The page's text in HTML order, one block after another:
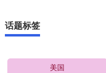
话题标签
美国